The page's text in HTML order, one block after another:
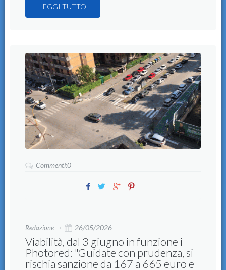
LEGGI TUTTO
Commenti:0
Redazione 26/05/2026
Viabilità, dal 3 giugno in funzione i
Photored: "Guidate con prudenza, si
rischia sanzione da 167 a 665 euro e